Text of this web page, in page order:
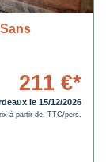
211 €*
le 15/12/2026
à partir de, TTC/pers.